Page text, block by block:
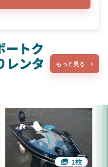
ートク
レンタ
もっと見る
1枚